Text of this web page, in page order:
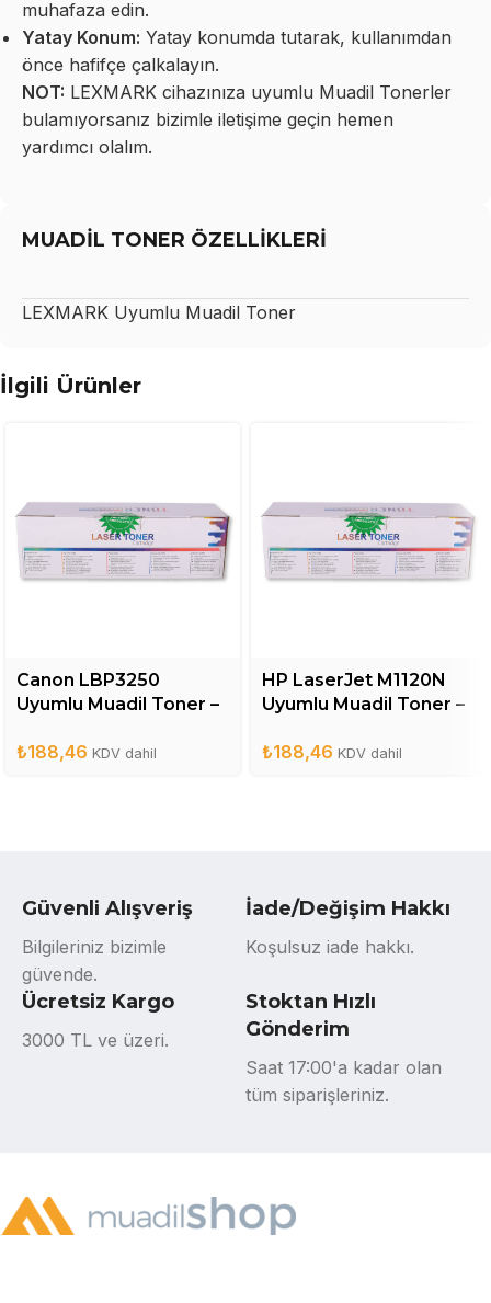
muhafaza edin.
Yatay Konum: Yatay konumda tutarak, kullanımdan
önce hafifçe çalkalayın.
NOT: LEXMARK cihazınıza uyumlu Muadil Tonerler
bulamıyorsanız bizimle iletişime geçin hemen
yardımcı olalım.
MUADİL TONER ÖZELLİKLERİ
LEXMARK Uyumlu Muadil Toner
İlgili Ürünler
Canon LBP3250
Uyumlu Muadil Toner –
₺188,46 KDV dahil
HP LaserJet M1120N
Uyumlu Muadil Toner –
₺188,46 KDV dahil
Güvenli Alışveriş
Bilgileriniz bizimle
güvende.
İade/Değişim Hakkı
Koşulsuz iade hakkı.
Ücretsiz Kargo
3000 TL ve üzeri.
Stoktan Hızlı
Gönderim
Saat 17:00'a kadar olan
tüm siparişleriniz.